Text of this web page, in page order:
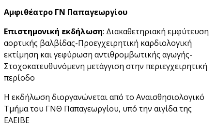
Αμφιθέατρο ΓΝ Παπαγεωργίου
Επιστημονική εκδήλωση: Διακαθετηριακή εμφύτευση
αορτικής βαλβίδας-Προεγχειρητική καρδιολογική
εκτίμηση και γεφύρωση αντιθρομβωτικής αγωγής-
Στοχοκατευθυνόμενη μετάγγιση στην περιεγχειρητική
περίοδο
Η εκδήλωση διοργανώνεται από το Αναισθησιολογικό
Τμήμα του ΓΝΘ Παπαγεωργίου, υπό την αιγίδα της
ΕΑΕΙΒΕ